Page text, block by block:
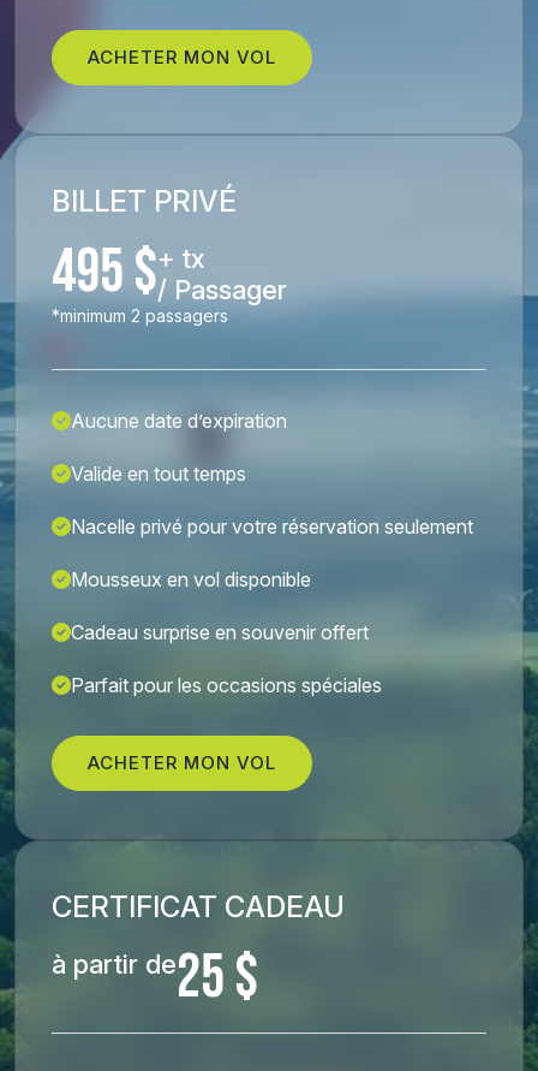
ACHETER MON VOL
BILLET PRIVÉ
495 $+ tx
/ Passager
*minimum 2 passagers
Aucune date d’expiration
Valide en tout temps
Nacelle privé pour votre réservation seulement
Mousseux en vol disponible
Cadeau surprise en souvenir offert
Parfait pour les occasions spéciales
ACHETER MON VOL
CERTIFICAT CADEAU
à partir de25 $